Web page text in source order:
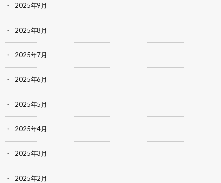
2025年9月
2025年8月
2025年7月
2025年6月
2025年5月
2025年4月
2025年3月
2025年2月